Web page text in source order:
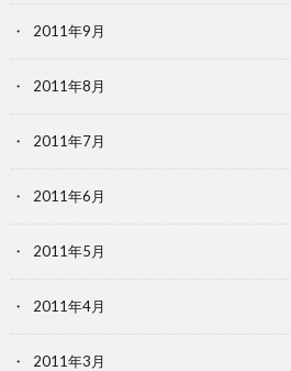
2011年9月
2011年8月
2011年7月
2011年6月
2011年5月
2011年4月
2011年3月